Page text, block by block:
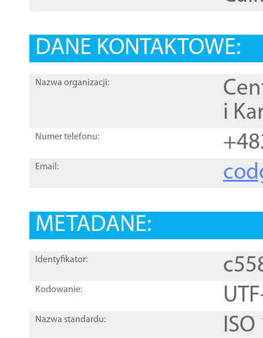
DANE KONTAKTOWE:
Nazwa organizacji:
i
Numer telefonu:
Email:
METADANE:
Identyfikator:
Kodowanie:
Nazwa standardu: